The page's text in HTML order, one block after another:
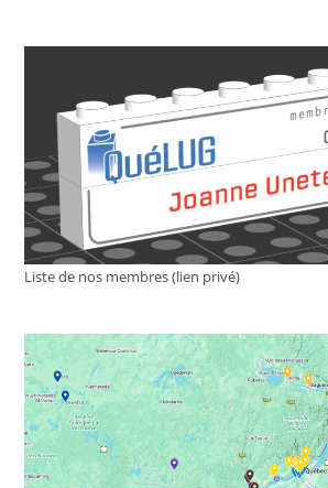
Liste de nos membres (lien privé)